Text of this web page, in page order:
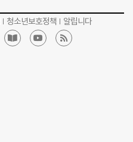
청소년보호정책 알립니다